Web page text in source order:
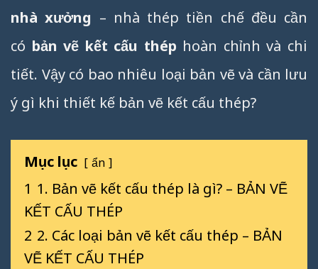
nhà xưởng – nhà thép tiền chế đều cần
có bản vẽ kết cấu thép hoàn chỉnh và chi
tiết. Vậy có bao nhiêu loại bản vẽ và cần lưu
ý gì khi thiết kế bản vẽ kết cấu thép?
Mục lục ẩn
1 1. Bản vẽ kết cấu thép là gì? – BẢN VẼ
KẾT CẤU THÉP
2 2. Các loại bản vẽ kết cấu thép – BẢN
VẼ KẾT CẤU THÉP